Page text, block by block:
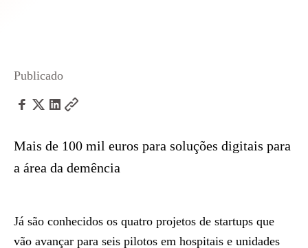
Publicado
Mais de 100 mil euros para soluções digitais para
a área da demência
Já são conhecidos os quatro projetos de startups que
vão avançar para seis pilotos em hospitais e unidades